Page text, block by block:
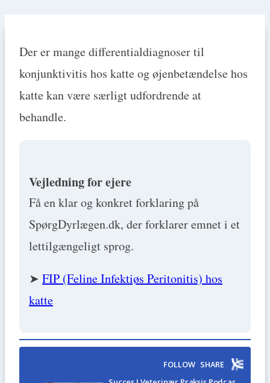
Der er mange differentialdiagnoser til
konjunktivitis hos katte og øjenbetændelse hos
katte kan være særligt udfordrende at
behandle.
Vejledning for ejere
Få en klar og konkret forklaring på
SpørgDyrlægen.dk, der forklarer emnet i et
lettilgængeligt sprog.
➤ FIP (Feline Infektiøs Peritonitis) hos
katte